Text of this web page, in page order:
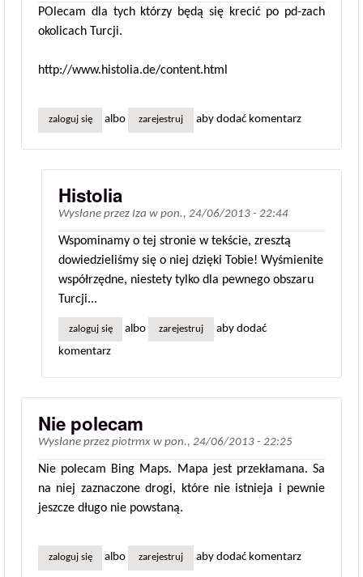
POlecam dla tych którzy będą się krecić po pd-zach
okolicach Turcji.
http://www.histolia.de/content.html
zaloguj się albo zarejestruj aby dodać komentarz
Histolia
Wysłane przez Iza w pon., 24/06/2013 - 22:44
Wspominamy o tej stronie w tekście, zresztą
dowiedzieliśmy się o niej dzięki Tobie! Wyśmienite
współrzędne, niestety tylko dla pewnego obszaru
Turcji...
zaloguj się albo zarejestruj
aby dodać
komentarz
Nie polecam
Wysłane przez piotrmx w pon., 24/06/2013 - 22:25
Nie polecam Bing Maps. Mapa jest przekłamana. Sa
na niej zaznaczone drogi, które nie istnieja i pewnie
jeszcze długo nie powstaną.
zaloguj się albo zarejestruj aby dodać komentarz